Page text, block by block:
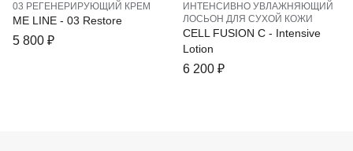
03 РЕГЕНЕРИРУЮЩИЙ КРЕМ
ME LINE - 03 Restore
5 800 ₽
ИНТЕНСИВНО УВЛАЖНЯЮЩИЙ
ЛОСЬОН ДЛЯ СУХОЙ КОЖИ
CELL FUSION C - Intensive
Lotion
6 200 ₽